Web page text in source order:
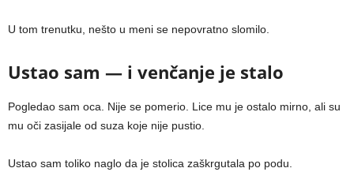
U tom trenutku, nešto u meni se nepovratno slomilo.
Ustao sam — i venčanje je stalo
Pogledao sam oca. Nije se pomerio. Lice mu je ostalo mirno, ali su
mu oči zasijale od suza koje nije pustio.
Ustao sam toliko naglo da je stolica zaškrgutala po podu.